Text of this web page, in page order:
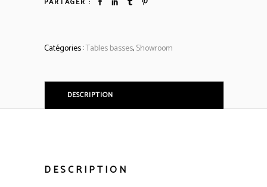
Catégories :Tables basses,Showroom
DESCRIPTION
DESCRIPTION